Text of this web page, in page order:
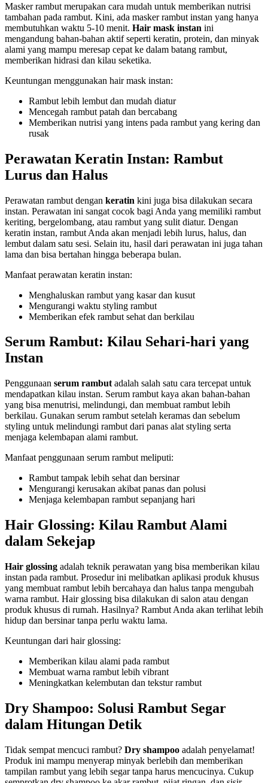
Masker rambut merupakan cara mudah untuk memberikan nutrisi
tambahan pada rambut. Kini, ada masker rambut instan yang hanya
membutuhkan waktu 5-10 menit. Hair mask instan ini
mengandung bahan-bahan aktif seperti keratin, protein, dan minyak
alami yang mampu meresap cepat ke dalam batang rambut,
memberikan hidrasi dan kilau seketika.
Keuntungan menggunakan hair mask instan:
Rambut lebih lembut dan mudah diatur
Mencegah rambut patah dan bercabang
Memberikan nutrisi yang intens pada rambut yang kering dan
rusak
Perawatan Keratin Instan: Rambut
Lurus dan Halus
Perawatan rambut dengan keratin kini juga bisa dilakukan secara
instan. Perawatan ini sangat cocok bagi Anda yang memiliki rambut
keriting, bergelombang, atau rambut yang sulit diatur. Dengan
keratin instan, rambut Anda akan menjadi lebih lurus, halus, dan
lembut dalam satu sesi. Selain itu, hasil dari perawatan ini juga tahan
lama dan bisa bertahan hingga beberapa bulan.
Manfaat perawatan keratin instan:
Menghaluskan rambut yang kasar dan kusut
Mengurangi waktu styling rambut
Memberikan efek rambut sehat dan berkilau
Serum Rambut: Kilau Sehari-hari yang
Instan
Penggunaan serum rambut adalah salah satu cara tercepat untuk
mendapatkan kilau instan. Serum rambut kaya akan bahan-bahan
yang bisa menutrisi, melindungi, dan membuat rambut lebih
berkilau. Gunakan serum rambut setelah keramas dan sebelum
styling untuk melindungi rambut dari panas alat styling serta
menjaga kelembapan alami rambut.
Manfaat penggunaan serum rambut meliputi:
Rambut tampak lebih sehat dan bersinar
Mengurangi kerusakan akibat panas dan polusi
Menjaga kelembapan rambut sepanjang hari
Hair Glossing: Kilau Rambut Alami
dalam Sekejap
Hair glossing adalah teknik perawatan yang bisa memberikan kilau
instan pada rambut. Prosedur ini melibatkan aplikasi produk khusus
yang membuat rambut lebih bercahaya dan halus tanpa mengubah
warna rambut. Hair glossing bisa dilakukan di salon atau dengan
produk khusus di rumah. Hasilnya? Rambut Anda akan terlihat lebih
hidup dan bersinar tanpa perlu waktu lama.
Keuntungan dari hair glossing:
Memberikan kilau alami pada rambut
Membuat warna rambut lebih vibrant
Meningkatkan kelembutan dan tekstur rambut
Dry Shampoo: Solusi Rambut Segar
dalam Hitungan Detik
Tidak sempat mencuci rambut? Dry shampoo adalah penyelamat!
Produk ini mampu menyerap minyak berlebih dan memberikan
tampilan rambut yang lebih segar tanpa harus mencucinya. Cukup